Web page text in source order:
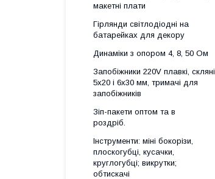
макетні плати
Гірлянди світлодіодні на
батарейках для декору
Динаміки з опором 4, 8, 50 Ом
Запобіжники 220V плавкі, скляні
5x20 і 6х30 мм, тримачі для
запобіжників
Зіп-пакети оптом та в
роздріб.
Інструменти: міні бокорізи,
плоскогубці, кусачки,
круглогубці; викрутки;
обтискачі